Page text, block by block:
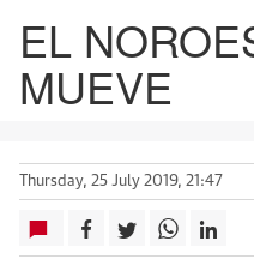
EL
MUEVE
Thursday, 25 July 2019, 21:47